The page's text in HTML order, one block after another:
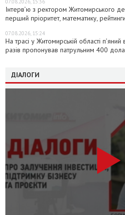
Інтерв’ю з ректором Житомирського
перший пріоритет, математику,
07.08.2026, 15:24
На трасі у Житомирській області
разів пропонував патрульним 400
ДІАЛОГИ